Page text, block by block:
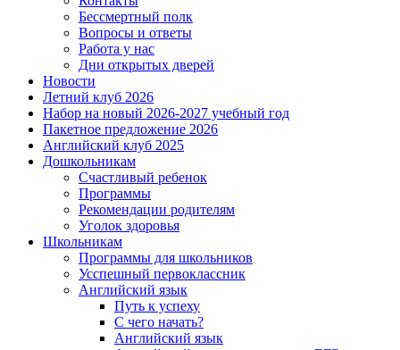
Бессмертный полк
Вопросы и ответы
Работа у нас
Дни открытых дверей
Новости
Летний клуб 2026
Набор на новый 2026-2027 учебный год
Пакетное предложение 2026
Английский клуб 2025
Дошкольникам
Счастливый ребенок
Программы
Рекомендации родителям
Уголок здоровья
Школьникам
Программы для школьников
Усспешный первоклассник
Английский язык
Путь к успеху
С чего начать?
Английский язык